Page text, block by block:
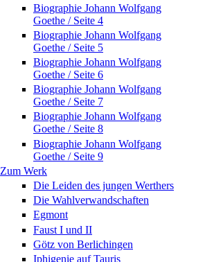
Biographie Johann Wolfgang
Goethe / Seite 4
Biographie Johann Wolfgang
Goethe / Seite 5
Biographie Johann Wolfgang
Goethe / Seite 6
Biographie Johann Wolfgang
Goethe / Seite 7
Biographie Johann Wolfgang
Goethe / Seite 8
Biographie Johann Wolfgang
Goethe / Seite 9
Zum Werk
Die Leiden des jungen Werthers
Die Wahlverwandschaften
Egmont
Faust I und II
Götz von Berlichingen
Iphigenie auf Tauris